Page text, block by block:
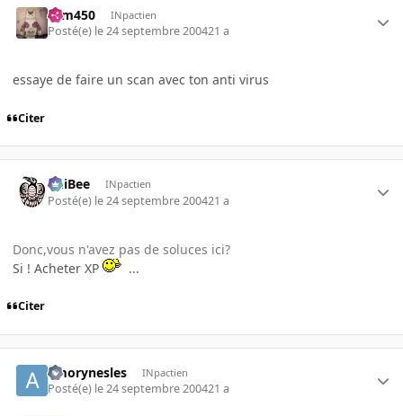
sam450 INpactien
Posté(e) le 24 septembre 200421 a
essaye de faire un scan avec ton anti virus
Citer
PhiBee INpactien
Posté(e) le 24 septembre 200421 a
Donc,vous n'avez pas de soluces ici?
Si ! Acheter XP
...
Citer
amorynesles INpactien
Posté(e) le 24 septembre 200421 a